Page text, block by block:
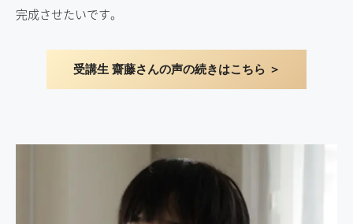
完成させたいです。
受講生 齋藤さんの声の続きはこちら ＞